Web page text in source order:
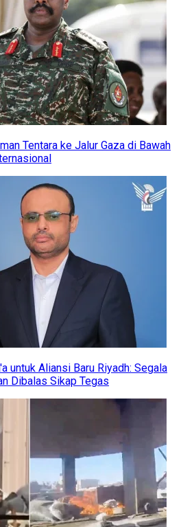
Tentara ke Jalur Gaza di Bawah
untuk Aliansi Baru Riyadh: Segala
Dibalas Sikap Tegas